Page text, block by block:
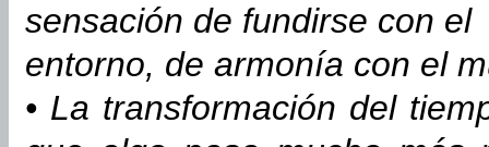
sensación de fundirse con el
entorno, de armonía con el
• La transformación del